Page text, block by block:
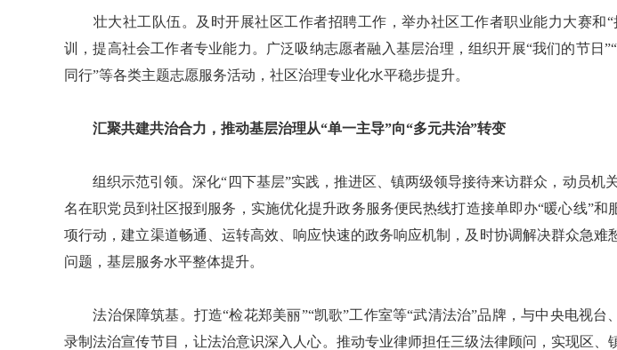
壮大社工队伍。及时开展社区工作者招聘工作，举办社区工作者职业能力大赛和“
训，提高社会工作者专业能力。广泛吸纳志愿者融入基层治理，组织开展“我们的节日
同行”等各类主题志愿服务活动，社区治理专业化水平稳步提升。
汇聚共建共治合力，推动基层治理从“单一主导”向“多元共治”转变
组织示范引领。深化“四下基层”实践，推进区、镇两级领导接待来访群众，动员机
名在职党员到社区报到服务，实施优化提升政务服务便民热线打造接单即办“暖心线”和
项行动，建立渠道畅通、运转高效、响应快速的政务响应机制，及时协调解决群众急难
问题，基层服务水平整体提升。
法治保障筑基。打造“检花郑美丽”“凯歌”工作室等“武清法治”品牌，与中央电视台
录制法治宣传节目，让法治意识深入人心。推动专业律师担任三级法律顾问，实现区、